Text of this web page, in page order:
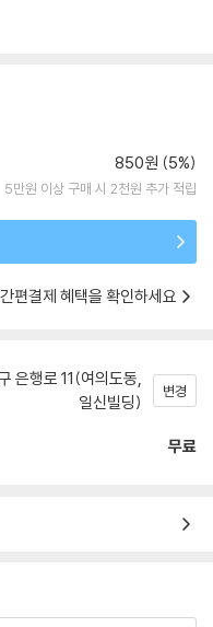
850원 (5%)
5만원 이상 구매 시 2천원 추가 적립
편결제 혜택을 확인하세요
은행로 11(여의도동,
일신빌딩)
변경
무료